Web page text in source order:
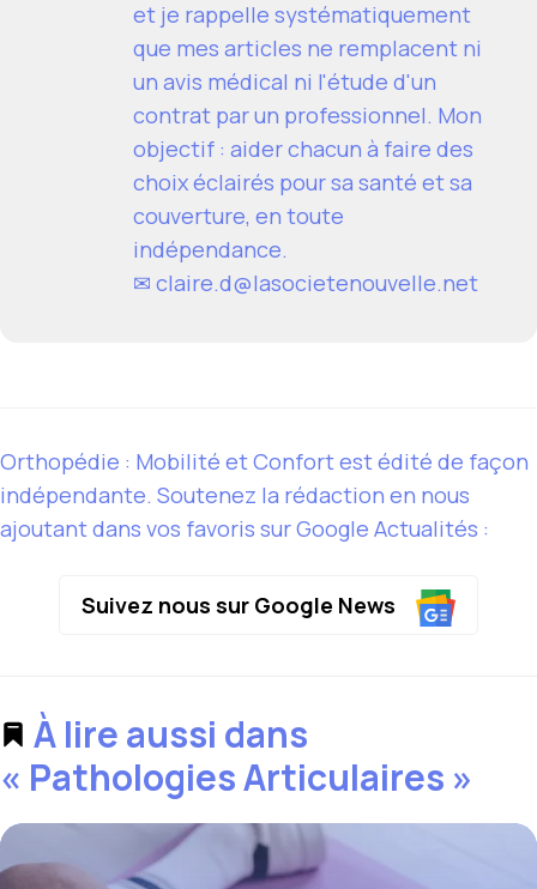
et je rappelle systématiquement
que mes articles ne remplacent ni
un avis médical ni l'étude d'un
contrat par un professionnel. Mon
objectif : aider chacun à faire des
choix éclairés pour sa santé et sa
couverture, en toute
indépendance.
✉ claire.d@lasocietenouvelle.net
Orthopédie : Mobilité et Confort est édité de façon
indépendante. Soutenez la rédaction en nous
ajoutant dans vos favoris sur Google Actualités :
Suivez nous sur Google News
À lire aussi dans
« Pathologies Articulaires »